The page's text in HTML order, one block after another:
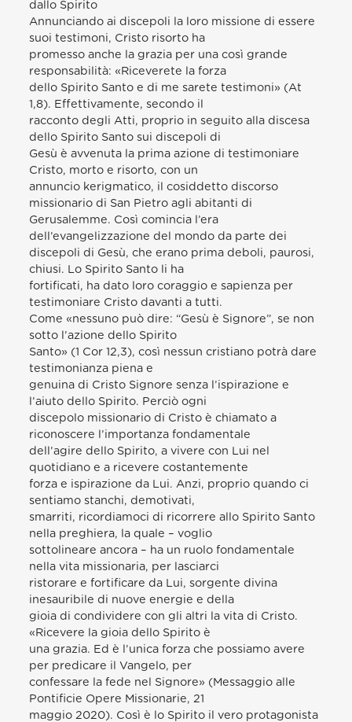
dallo Spirito
Annunciando ai discepoli la loro missione di essere
suoi testimoni, Cristo risorto ha
promesso anche la grazia per una così grande
responsabilità: «Riceverete la forza
dello Spirito Santo e di me sarete testimoni» (At
1,8). Effettivamente, secondo il
racconto degli Atti, proprio in seguito alla discesa
dello Spirito Santo sui discepoli di
Gesù è avvenuta la prima azione di testimoniare
Cristo, morto e risorto, con un
annuncio kerigmatico, il cosiddetto discorso
missionario di San Pietro agli abitanti di
Gerusalemme. Così comincia l’era
dell’evangelizzazione del mondo da parte dei
discepoli di Gesù, che erano prima deboli, paurosi,
chiusi. Lo Spirito Santo li ha
fortificati, ha dato loro coraggio e sapienza per
testimoniare Cristo davanti a tutti.
Come «nessuno può dire: “Gesù è Signore”, se non
sotto l’azione dello Spirito
Santo» (1 Cor 12,3), così nessun cristiano potrà dare
testimonianza piena e
genuina di Cristo Signore senza l’ispirazione e
l’aiuto dello Spirito. Perciò ogni
discepolo missionario di Cristo è chiamato a
riconoscere l’importanza fondamentale
dell’agire dello Spirito, a vivere con Lui nel
quotidiano e a ricevere costantemente
forza e ispirazione da Lui. Anzi, proprio quando ci
sentiamo stanchi, demotivati,
smarriti, ricordiamoci di ricorrere allo Spirito Santo
nella preghiera, la quale – voglio
sottolineare ancora – ha un ruolo fondamentale
nella vita missionaria, per lasciarci
ristorare e fortificare da Lui, sorgente divina
inesauribile di nuove energie e della
gioia di condividere con gli altri la vita di Cristo.
«Ricevere la gioia dello Spirito è
una grazia. Ed è l’unica forza che possiamo avere
per predicare il Vangelo, per
confessare la fede nel Signore» (Messaggio alle
Pontificie Opere Missionarie, 21
maggio 2020). Così è lo Spirito il vero protagonista